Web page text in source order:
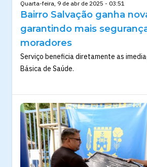
Quarta-feira, 9 de abr de 2025 - 03:51
Bairro Salvação ganha
garantindo mais
moradores
Serviço beneficia diretamente as
Básica de Saúde.